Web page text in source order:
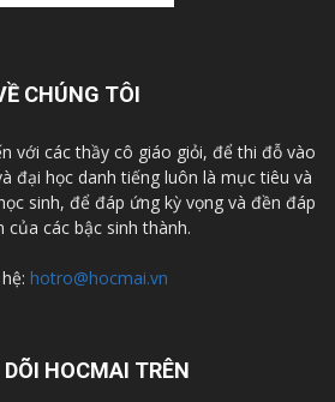
CHÚNG TÔI
với các thầy cô giáo giỏi, để thi đỗ vào
đại học danh tiếng luôn là mục tiêu và
sinh, để đáp ứng kỳ vọng và đền đáp
của các bậc sinh thành.
hotro@hocmai.vn
HOCMAI TRÊN